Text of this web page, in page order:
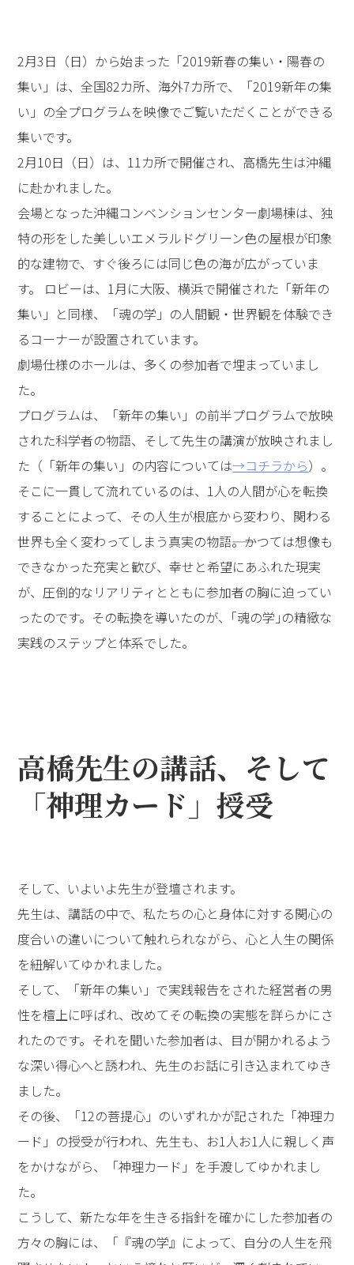
2月3日（日）から始まった「2019新春の集い・陽春の
集い」は、全国82カ所、海外7カ所で、「2019新年の集
い」の全プログラムを映像でご覧いただくことができる
集いです。
2月10日（日）は、11カ所で開催され、高橋先生は沖縄
に赴かれました。
会場となった沖縄コンベンションセンター劇場棟は、独
特の形をした美しいエメラルドグリーン色の屋根が印象
的な建物で、すぐ後ろには同じ色の海が広がっていま
す。 ロビーは、1月に大阪、横浜で開催された「新年の
集い」と同様、「魂の学」の人間観・世界観を体験でき
るコーナーが設置されています。
劇場仕様のホールは、多くの参加者で埋まっていまし
た。
プログラムは、「新年の集い」の前半プログラムで放映
された科学者の物語、そして先生の講演が放映されまし
た（「新年の集い」の内容については→コチラから）。
そこに一貫して流れているのは、1人の人間が心を転換
することによって、その人生が根底から変わり、関わる
世界も全く変わってしまう真実の物語――。かつては想像も
できなかった充実と歓び、幸せと希望にあふれた現実
が、圧倒的なリアリティとともに参加者の胸に迫ってい
ったのです。その転換を導いたのが、｢魂の学｣の精緻な
実践のステップと体系でした。
高橋先生の講話、そして
「神理カード」授受
そして、いよいよ先生が登壇されます。
先生は、講話の中で、私たちの心と身体に対する関心の
度合いの違いについて触れられながら、心と人生の関係
を紐解いてゆかれました。
そして、「新年の集い」で実践報告をされた経営者の男
性を檀上に呼ばれ、改めてその転換の実態を詳らかにさ
れたのです。それを聞いた参加者は、目が開かれるよう
な深い得心へと誘われ、先生のお話に引き込まれてゆき
ました。
その後、「12の菩提心」のいずれかが記された「神理カ
ード」の授受が行われ、先生も、お1人お1人に親しく声
をかけながら、「神理カード」を手渡してゆかれまし
た。
こうして、新たな年を生きる指針を確かにした参加者の
方々の胸には、「『魂の学』によって、自分の人生を飛